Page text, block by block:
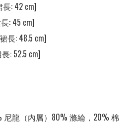
長: 42 cm]
: 45 cm]
長: 48.5 cm]
: 52.5 cm]
尼龍（內層）80% 滌綸，20% 棉